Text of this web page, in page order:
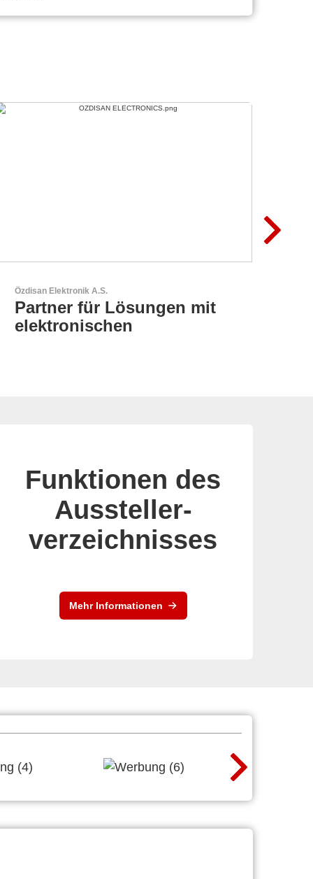
N&H Technology GmbH
HMI-Komponenten nach
Maß
Funktionen des
Aussteller-
verzeichnisses
Mehr Informationen